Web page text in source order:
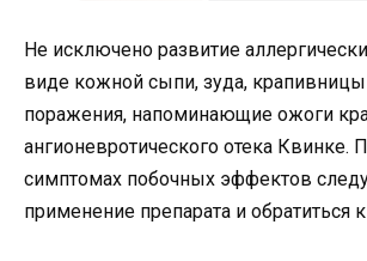
Не исключено развитие
виде кожной сыпи, зуда,
поражения, напоминающие ожоги
ангионевротического отека Квинке.
симптомах побочных эффектов
применение препарата и обратиться